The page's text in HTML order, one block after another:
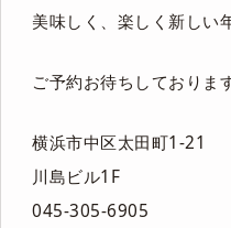
美味しく、楽しく新しい
ご予約お待ちしております
横浜市中区太田町1-21
川島ビル1F
045-305-6905